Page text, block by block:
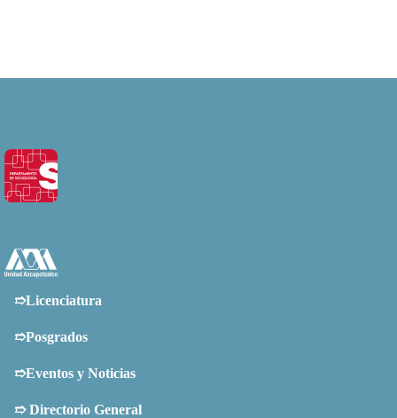
➱Licenciatura
➱Posgrados
➱Eventos y Noticias
➱Directorio General